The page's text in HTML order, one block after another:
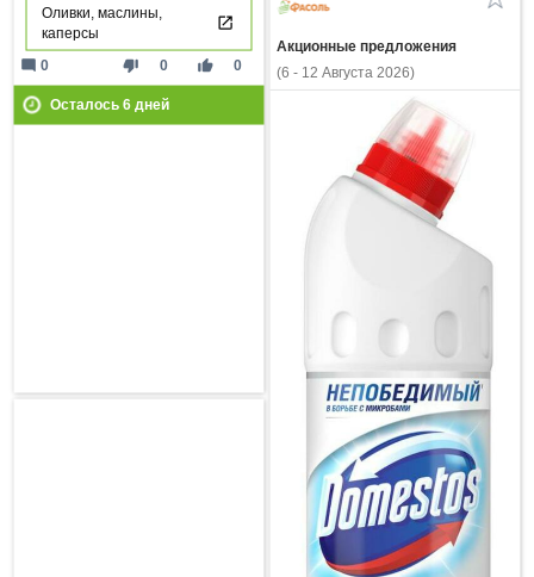
Оливки, маслины,
каперсы
thumb_down 0 thumb_up 0
mode_comment 0
Осталось 6дней
Акционные предложения
(6 - 12 Августа 2026)